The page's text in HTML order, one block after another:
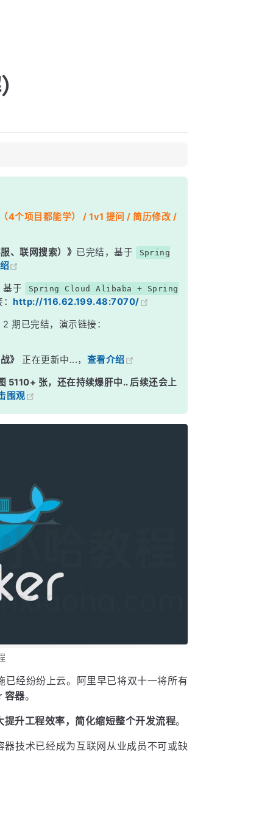
4个项目都能学） / 1v1 提问 / 简历修改 /
、联网搜索）》 已完结，基于
Spring
基于
Spring Cloud Alibaba + Spring
：http://116.62.199.48:7070/
2 期已完结，演示链接：
》 正在更新中...， 查看介绍
5110+ 张，还在持续爆肝中.. 后续还会上
围观
已经纷纷上云。阿里早已将双十一将所有
容器。
升工程效率，简化缩短整个开发流程。
技术已经成为互联网从业成员不可或缺